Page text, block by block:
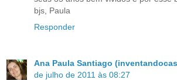
bjs, Paula
Responder
Ana Paula Santiago
de julho de 2011 às 08:27